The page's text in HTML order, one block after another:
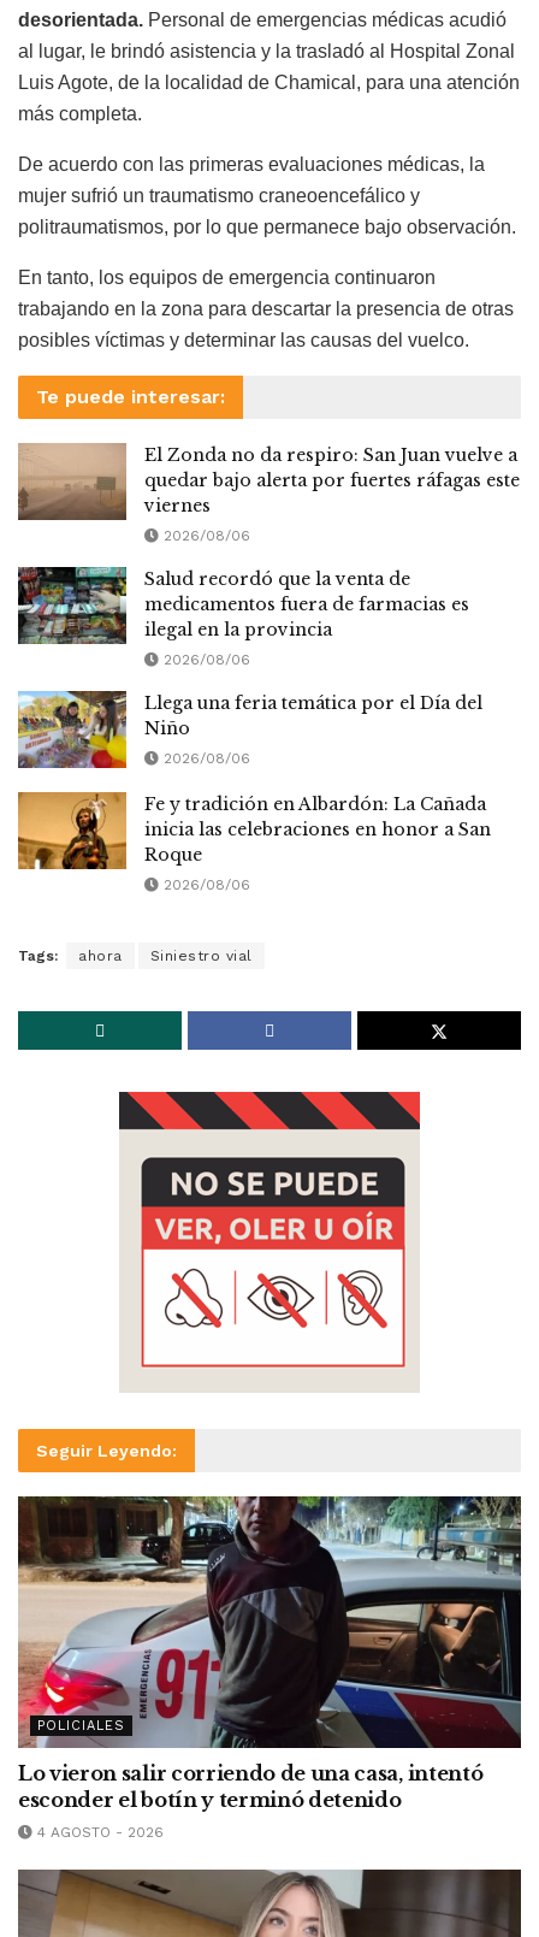
desorientada. Personal de emergencias médicas acudió
al lugar, le brindó asistencia y la trasladó al Hospital Zonal
Luis Agote, de la localidad de Chamical, para una atención
más completa.
De acuerdo con las primeras evaluaciones médicas, la
mujer sufrió un traumatismo craneoencefálico y
politraumatismos, por lo que permanece bajo observación.
En tanto, los equipos de emergencia continuaron
trabajando en la zona para descartar la presencia de otras
posibles víctimas y determinar las causas del vuelco.
Te puede interesar:
El Zonda no da respiro: San Juan vuelve a
quedar bajo alerta por fuertes ráfagas este
viernes
2026/08/06
Salud recordó que la venta de
medicamentos fuera de farmacias es
ilegal en la provincia
2026/08/06
Llega una feria temática por el Día del
Niño
2026/08/06
Fe y tradición en Albardón: La Cañada
inicia las celebraciones en honor a San
Roque
2026/08/06
Tags: ahora Siniestro vial
Seguir Leyendo:
POLICIALES
Lo vieron salir corriendo de una casa, intentó
esconder el botín y terminó detenido
4 AGOSTO - 2026